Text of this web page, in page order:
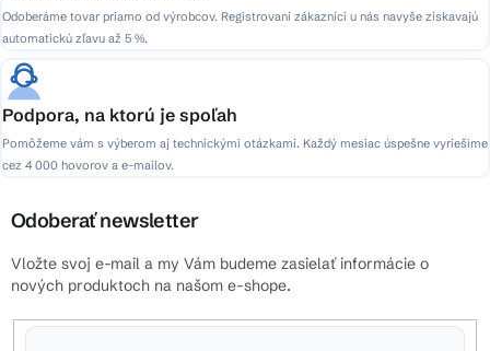
Odoberáme tovar priamo od výrobcov. Registrovaní zákazníci u nás navyše získavajú
automatickú zľavu až 5 %.
Podpora, na ktorú je spoľah
Pomôžeme vám s výberom aj technickými otázkami. Každý mesiac úspešne vyriešime
cez 4 000 hovorov a e-mailov.
Odoberať newsletter
Vložte svoj e-mail a my Vám budeme zasielať informácie o
nových produktoch na našom e-shope.